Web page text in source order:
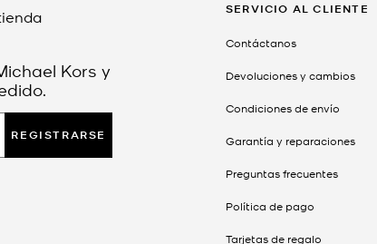
Kors y
REGISTRARSE
SERVICIO AL CLIENTE
Contáctanos
Devoluciones y cambios
Condiciones de envío
Garantía y reparaciones
Preguntas frecuentes
Política de pago
Tarjetas de regalo